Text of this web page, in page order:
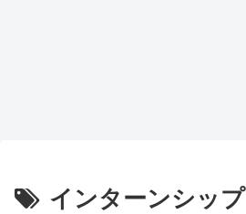
インターンシップ